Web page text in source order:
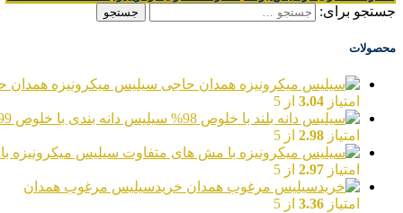
جستجو برای:
محصولات
سیلیس میکرونیزه همدان
امتیاز 3.04 از 5
سیلیس دانه بندی با خلوص 99%
امتیاز 2.98 از 5
سیلیس میکرونیزه
امتیاز 2.97 از 5
خریدسیلیس مرغوب همدان
امتیاز 3.36 از 5